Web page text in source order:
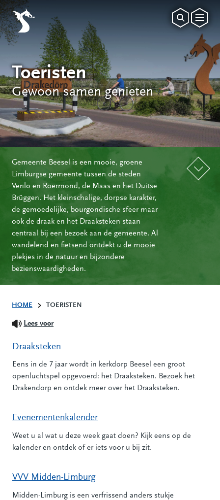
Toeristen
Gewoon samen genieten
Gemeente Beesel is een mooie, groene
Limburgse gemeente tussen de steden
Venlo en Roermond, de Maas en het Duitse
Brüggen. Het kleinschalige, dorpse karakter,
de gemoedelijke, bourgondische sfeer maar
ook de draak en het Draaksteken staan
centraal bij een bezoek aan de gemeente. Al
wandelend en fietsend ontdekt u de mooie
plekjes in de natuur en bijzondere
bezienswaardigheden.
HOME TOERISTEN
Lees voor
Draaksteken
Eens in de 7 jaar wordt in kerkdorp Beesel een groot
openluchtspel opgevoerd: het Draaksteken. Bezoek het
Drakendorp en ontdek meer over het Draaksteken.
Evenementenkalender
Weet u al wat u deze week gaat doen? Kijk eens op de
kalender en ontdek of er iets voor u bij zit.
VVV Midden-Limburg
Midden-Limburg is een verfrissend anders stukje